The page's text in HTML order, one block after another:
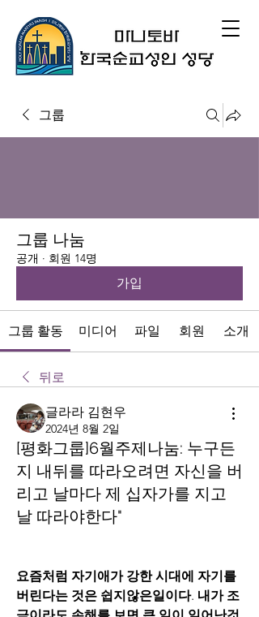
그룹
그룹 나눔
공개 · 회원 14명
가입
그룹 활동 미디어 파일 회원 소개
뒤로
글라라 김현우
2024년 8월 2일
[평화그룹]6월주제나눔: 누구든
지 내뒤를 따라오려면 자신을 버
리고 날마다 제 십자가를 지고
날 따라야한다"
요즘처럼 자기애가 강한 시대에 자기를
버린다는 것은 쉽지않은일이다. 내가 조